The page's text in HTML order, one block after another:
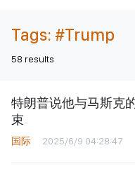
Tags: #Trump
58 results
特朗普说他与马斯克
束
国际 2025/6/9 04:28:47